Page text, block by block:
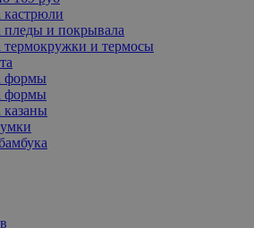
кастрюли
пледы и покрывала
термокружки и термосы
формы
формы
казаны